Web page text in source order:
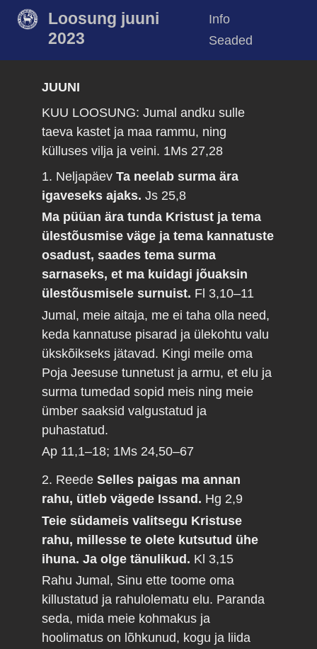
Loosung juuni
2023
Info
Seaded
JUUNI
KUU LOOSUNG: Jumal andku sulle
taeva kastet ja maa rammu, ning
külluses vilja ja veini. 1Ms 27,28
1. NeljapäevTa neelab surma ära
igaveseks ajaks.Js 25,8
Ma püüan ära tunda Kristust ja tema
ülestõusmise väge ja tema kannatuste
osadust, saades tema surma
sarnaseks, et ma kuidagi jõuaksin
ülestõusmisele surnuist. Fl 3,10–11
Jumal, meie aitaja, me ei taha olla need,
keda kannatuse pisarad ja ülekohtu valu
ükskõikseks jätavad. Kingi meile oma
Poja Jeesuse tunnetust ja armu, et elu ja
surma tumedad sopid meis ning meie
ümber saaksid valgustatud ja
puhastatud.
Ap 11,1–18; 1Ms 24,50–67
2. ReedeSelles paigas ma annan
rahu, ütleb vägede Issand. Hg 2,9
Teie südameis valitsegu Kristuse
rahu, millesse te olete kutsutud ühe
ihuna. Ja olge tänulikud. Kl 3,15
Rahu Jumal, Sinu ette toome oma
killustatud ja rahulolematu elu. Paranda
seda, mida meie kohmakus ja
hoolimatus on lõhkunud, kogu ja liida